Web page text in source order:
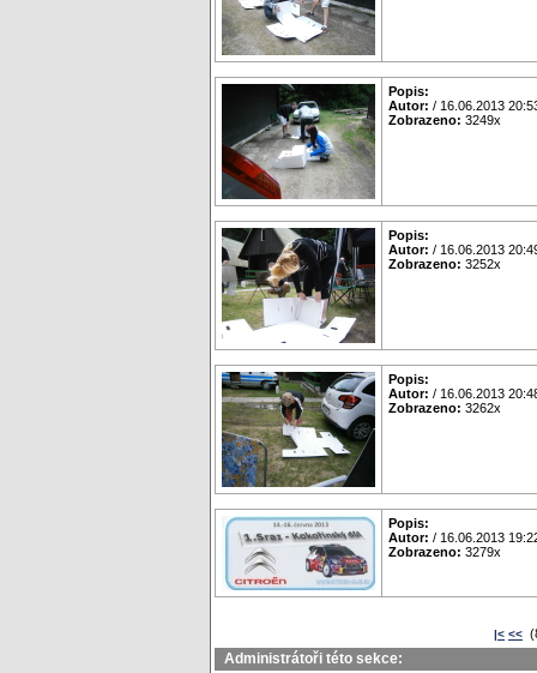
Popis:
Autor: / 16.06.2013
Zobrazeno: 3249x
Popis:
Autor: / 16.06.2013
Zobrazeno: 3252x
Popis:
Autor: / 16.06.2013
Zobrazeno: 3262x
Popis:
Autor: / 16.06.2013
Zobrazeno: 3279x
|< <<
Administrátoři této sekce: